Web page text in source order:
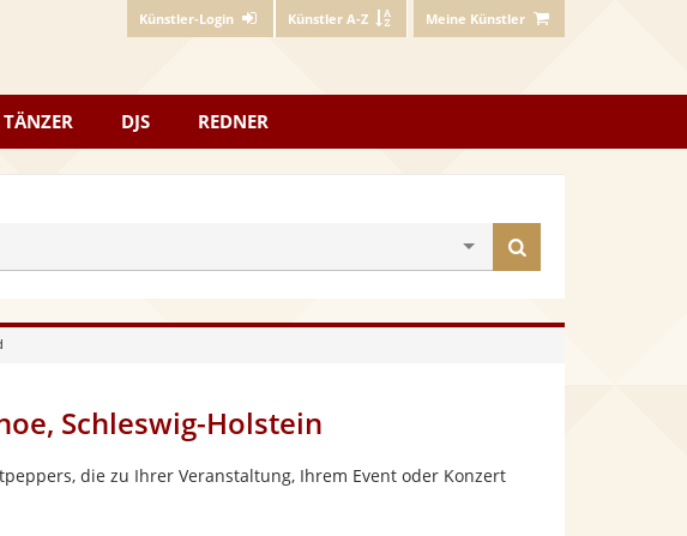
Künstler-Login Künstler A-Z Meine Künstler
TÄNZER DJS REDNER
finden
Schleswig-Holstein
die zu Ihrer Veranstaltung, Ihrem Event oder Konzert